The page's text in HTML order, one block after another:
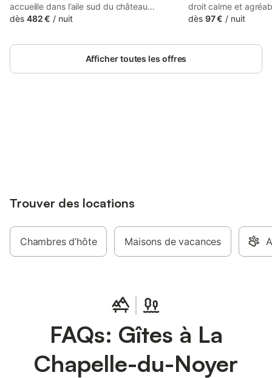
accueille dans l’aile sud du château
complètement rénovée et bénéficie d’un
terrasse, de grandes tables pour les
repas dehors, un barbecue… C’est une
dès 482 € / nuit
droit calme et
ville à 5 minutes de
Commerce à
dès 97 € / nuit
Afficher toutes les offres
Trouver des locations
Chambres d’hôte Maisons de vacances
FAQs: Gîtes à La
Chapelle-du-Noyer